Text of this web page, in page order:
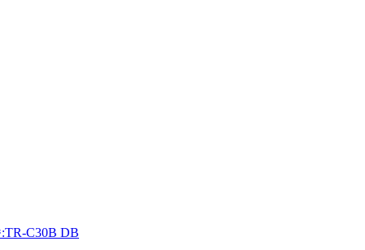
C30B DB